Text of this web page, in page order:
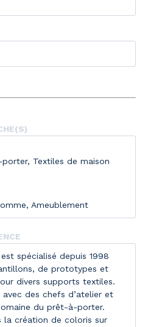
porter, Textiles de maison
, Ameublement
est spécialisé depuis 1998
de prototypes et
divers supports textiles.
des chefs d’atelier et
du prêt-à-porter.
la création de coloris sur